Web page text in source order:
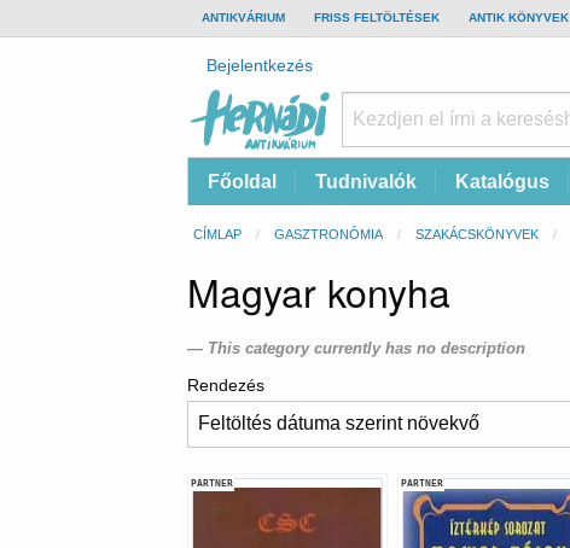
TOP
BAR
ANTIKVÁRIUM FRISS FELTÖLTÉSEK ANTIK KÖNYVEK
Felhasználói
fiók
menüje
Bejelentkezés
Antikvárium
Online
Fő
navigáció
Főoldal Tudnivalók Katalógus
Morzsa
CÍMLAP GASZTRONÓMIA SZAKÁCSKÖNYVEK
Magyar konyha
This category currently has no description
Rendezés
PARTNER PARTNER